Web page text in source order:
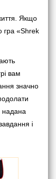
Якщо
гра «Shrek
вам
значно
надана
і